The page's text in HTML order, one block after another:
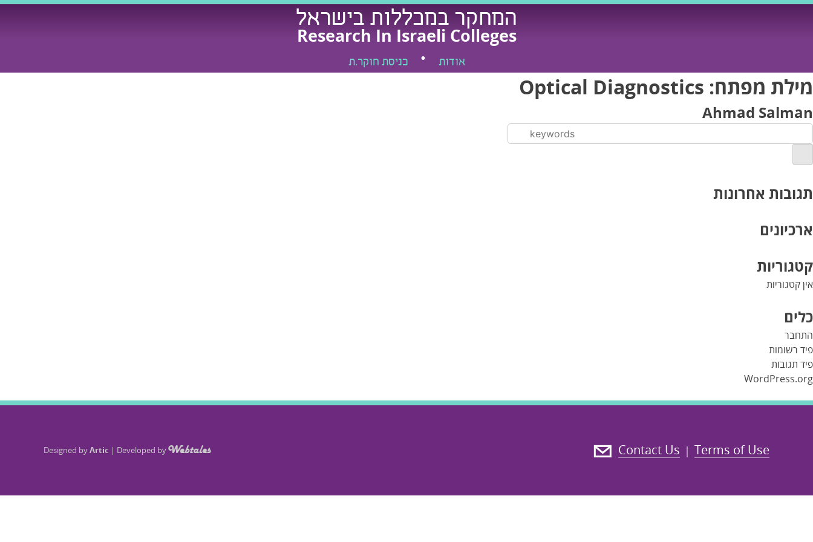
Skip
המחקר במכללות בישראל
Research In Israeli Colleges
אודות כניסת חוקר.ת
מילת מפתח: Optical Diagnostics
Ahmad Salman
תגובות אחרונות
ארכיונים
קטגוריות
אין קטגוריות
כלים
התחבר
פיד רשומות
פיד תגובות
WordPress.org
Terms of Use
|
Contact Us
Designed byArtic | Developed by